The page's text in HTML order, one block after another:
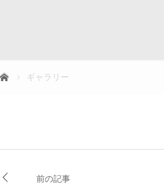
ギャラリー
前の記事